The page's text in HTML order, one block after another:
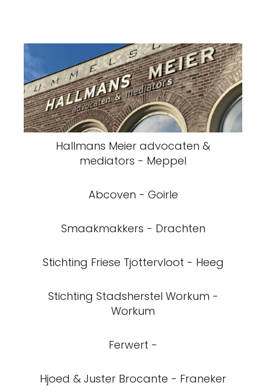
Hallmans Meier advocaten &
mediators - Meppel
Abcoven - Goirle
Smaakmakkers - Drachten
Stichting Friese Tjottervloot - Heeg
Stichting Stadsherstel Workum -
Workum
Ferwert -
Hjoed & Juster Brocante - Franeker